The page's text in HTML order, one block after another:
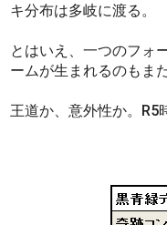
キ分布は多岐に渡る。
とはいえ、一つのフォ
ームが生まれるのもま
王道か、意外性か。R5